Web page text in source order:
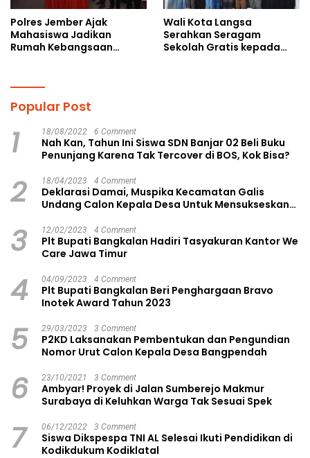
Polres Jember Ajak
Mahasiswa Jadikan
Rumah Kebangsaan
Wali Kota Langsa
Serahkan Seragam
Sekolah Gratis kepada
Popular Post
1 18/08/2022 6 Comment
Nah Kan, Tahun Ini Siswa SDN Banjar 02 Beli Buku
Penunjang Karena Tak Tercover di BOS, Kok Bisa?
2 18/04/2023 4 Comment
Deklarasi Damai, Muspika Kecamatan Galis
Undang Calon Kepala Desa Untuk Mensukseskan
3 12/02/2023 4 Comment
Plt Bupati Bangkalan Hadiri Tasyakuran Kantor We
Care Jawa Timur
4 04/09/2023 4 Comment
Plt Bupati Bangkalan Beri Penghargaan Bravo
Inotek Award Tahun 2023
5 29/03/2023 3 Comment
P2KD Laksanakan Pembentukan dan Pengundian
Nomor Urut Calon Kepala Desa Bangpendah
6 23/10/2021 3 Comment
Ambyar! Proyek di Jalan Sumberejo Makmur
Surabaya di Keluhkan Warga Tak Sesuai Spek
7 06/12/2022 3 Comment
Siswa Dikspespa TNI AL Selesai Ikuti Pendidikan di
Kodikdukum Kodiklatal